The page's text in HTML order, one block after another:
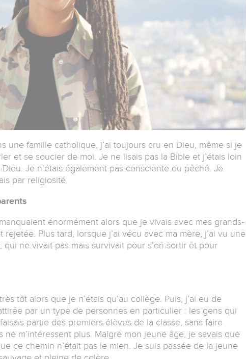
une famille catholique, j’ai toujours cru en Dieu, même si je
et se soucier de moi. Je ne lisais pas la Bible et j’étais loin
Je n’étais également pas consciente du péché. Je
par religiosité.
énormément alors que je vivais avec mes grands-
Plus tard, lorsque j’ai vécu avec ma mère, j’ai vu une
ne vivait pas mais survivait pour s’en sortir et pour
tôt alors que je n’étais qu’au collège. Puis, j’ai eu de
par un type de personnes en particulier : les gens qui
partie des premiers élèves de la classe, sans faire
ne m’intéressent plus. Malgré mon jeune âge, je savais que
ce chemin n’était pas le mien. Je suis passée de la jeune